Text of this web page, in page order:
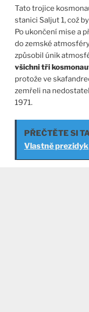
Tato trojice
stanici Saljut 1, což
Po ukončení mise a
do zemské
způsobil únik
všichni tři
protože ve
zemřeli na
1971.
PŘEČTĚTE SI
Vlastně prezidyk